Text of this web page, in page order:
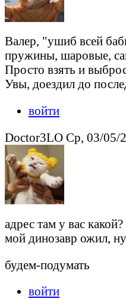
Валер, "ушиб всей
пружины, шаровые,
Просто взять и
Увы, доездил до
войти
Doctor3LO Ср, 03/05/
адрес там у вас какой?
мой динозавр ожил,
будем-подумать
войти